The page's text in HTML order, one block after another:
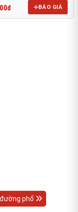
BÁO GIÁ
phố